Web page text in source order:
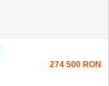
274 500 RON